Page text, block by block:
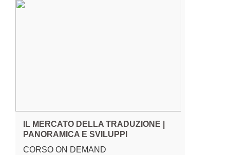
IL MERCATO DELLA TRADUZIONE |
PANORAMICA E SVILUPPI
CORSO ON DEMAND